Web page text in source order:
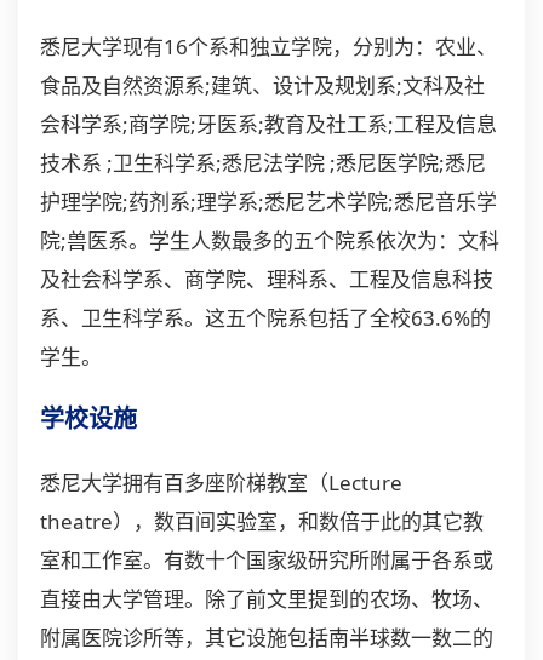
悉尼大学现有16个系和独立学院，分别为：农业、
食品及自然资源系;建筑、设计及规划系;文科及社
会科学系;商学院;牙医系;教育及社工系;工程及信息
技术系 ;卫生科学系;悉尼法学院 ;悉尼医学院;悉尼
护理学院;药剂系;理学系;悉尼艺术学院;悉尼音乐学
院;兽医系。学生人数最多的五个院系依次为：文科
及社会科学系、商学院、理科系、工程及信息科技
系、卫生科学系。这五个院系包括了全校63.6%的
学生。
学校设施
悉尼大学拥有百多座阶梯教室（Lecture
theatre），数百间实验室，和数倍于此的其它教
室和工作室。有数十个国家级研究所附属于各系或
直接由大学管理。除了前文里提到的农场、牧场、
附属医院诊所等，其它设施包括南半球数一数二的